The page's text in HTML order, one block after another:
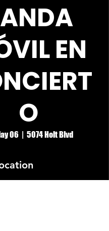
EN
O
06
  |
5074 Holt Blvd